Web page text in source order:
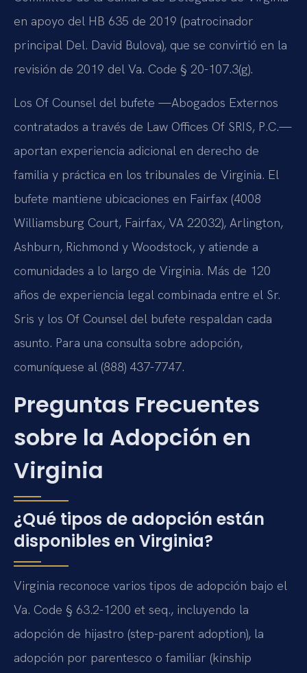
en apoyo del HB 635 de 2019 (patrocinador
principal Del. David Bulova), que se convirtió en la
revisión de 2019 del Va. Code § 20-107.3(g).
Los Of Counsel del bufete —Abogados Externos
contratados a través de Law Offices Of SRIS, P.C.—
aportan experiencia adicional en derecho de
familia y práctica en los tribunales de Virginia. El
bufete mantiene ubicaciones en Fairfax (4008
Williamsburg Court, Fairfax, VA 22032), Arlington,
Ashburn, Richmond y Woodstock, y atiende a
comunidades a lo largo de Virginia. Más de 120
años de experiencia legal combinada entre el Sr.
Sris y los Of Counsel del bufete respaldan cada
asunto. Para una consulta sobre adopción,
comuníquese al (888) 437-7747.
Preguntas Frecuentes
sobre la Adopción en
Virginia
¿Qué tipos de adopción están
disponibles en Virginia?
Virginia reconoce varios tipos de adopción bajo el
Va. Code § 63.2-1200 et seq., incluyendo la
adopción de hijastro (step-parent adoption), la
adopción por parentesco o familiar (kinship